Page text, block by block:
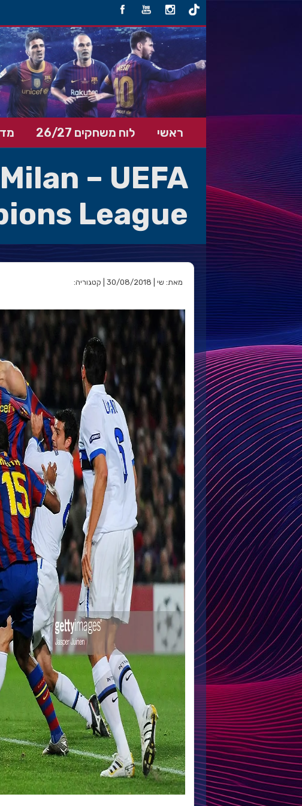
ראשי לוח משחקים 26/27
– UEFA
League
מאת: שי | 30/08/2018 | קטגוריה: